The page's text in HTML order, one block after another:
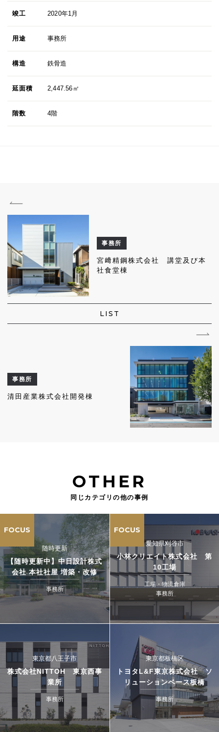
竣工 2020年1月
用途 事務所
構造 鉄骨造
延面積 2,447.56㎡
階数 4階
事務所
宮﨑精鋼株式会社 講堂及び本
社食堂棟
LIST
事務所
清田産業株式会社開発棟
OTHER
同じカテゴリの他の事例
FOCUS
随時更新
【随時更新中】中日設計株式
会社 本社社屋 増築・改修
事務所
FOCUS
愛知県刈谷市
小林クリエイト株式会社 第
10工場
工場・物流倉庫
事務所
東京都八王子市
株式会社NITTOH 東京西事
業所
事務所
東京都板橋区
トヨタL&F東京株式会社 ソ
リューションベース板橋
事務所